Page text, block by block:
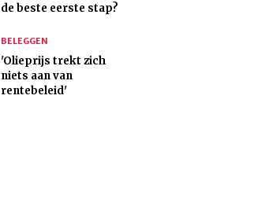
de beste eerste stap?
BELEGGEN
'Olieprijs trekt zich
niets aan van
rentebeleid'